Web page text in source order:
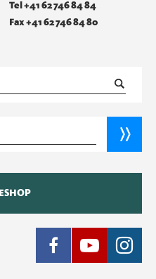
Tel +41 62 746 84 84
Fax +41 62 746 84 80